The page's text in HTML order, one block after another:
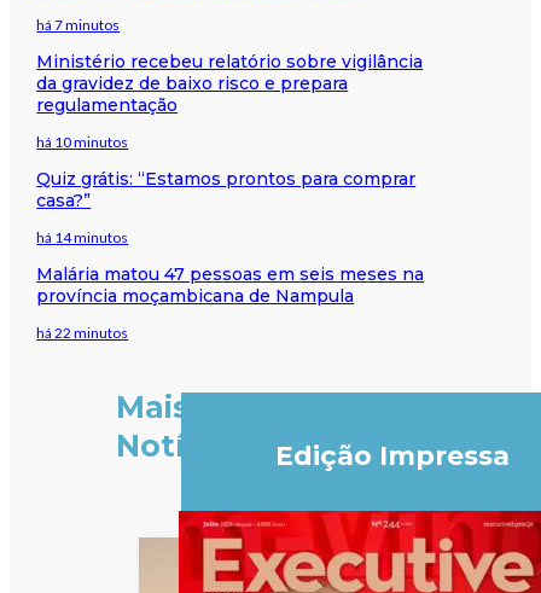
há 7 minutos
Ministério recebeu relatório sobre vigilância
da gravidez de baixo risco e prepara
regulamentação
há 10 minutos
Quiz grátis: “Estamos prontos para comprar
casa?”
há 14 minutos
Malária matou 47 pessoas em seis meses na
província moçambicana de Nampula
há 22 minutos
Mais
Notícias
Edição Impressa